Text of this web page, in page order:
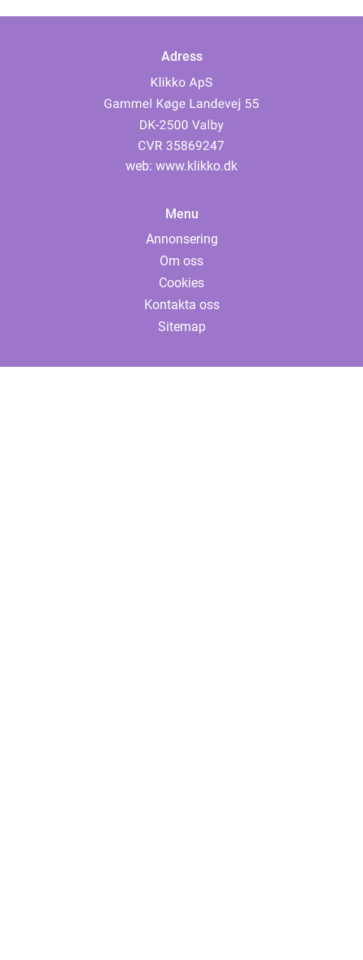
Adress
web: www.klikko.dk
Menu
Annonsering
Om oss
Cookies
Kontakta oss
Sitemap